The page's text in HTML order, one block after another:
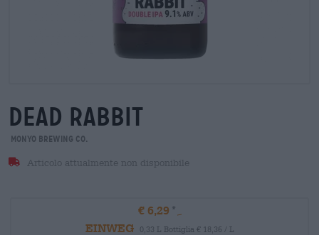
dead rabbit
Monyo Brewing Co.
Articolo attualmente non disponibile
€ 6,29
EINWEG
0,33 L Bottiglia € 18,36 / L